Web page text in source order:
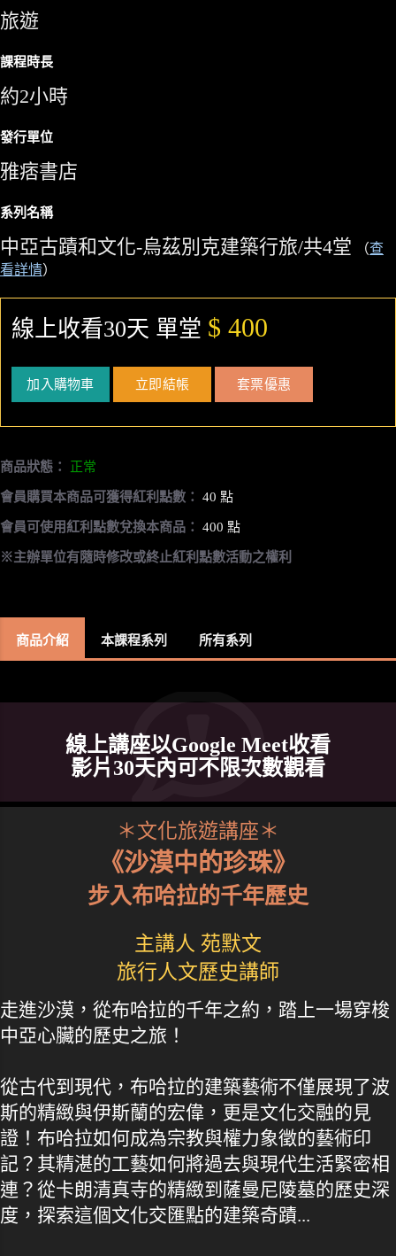
旅遊
課程時長
約2小時
發行單位
雅痞書店
系列名稱
中亞古蹟和文化-烏茲別克建築行旅/共4堂 （查
看詳情）
線上收看30天 單堂 $ 400
加入購物車 立即結帳 套票優惠
商品狀態： 正常
會員購買本商品可獲得紅利點數： 40 點
會員可使用紅利點數兌換本商品： 400 點
※主辦單位有隨時修改或終止紅利點數活動之權利
商品介紹 本課程系列 所有系列
線上講座以Google Meet收看
影片30天內可不限次數觀看
＊文化旅遊講座＊
《沙漠中的珍珠》
步入布哈拉的千年歷史
主講人 苑默文
旅行人文歷史講師
走進沙漠，從布哈拉的千年之約，踏上一場穿梭
中亞心臟的歷史之旅！
從古代到現代，布哈拉的建築藝術不僅展現了波
斯的精緻與伊斯蘭的宏偉，更是文化交融的見
證！布哈拉如何成為宗教與權力象徵的藝術印
記？其精湛的工藝如何將過去與現代生活緊密相
連？從卡朗清真寺的精緻到薩曼尼陵墓的歷史深
度，探索這個文化交匯點的建築奇蹟...